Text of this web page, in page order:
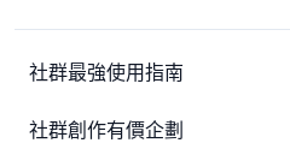
社群最強使用指南
社群創作有價企劃